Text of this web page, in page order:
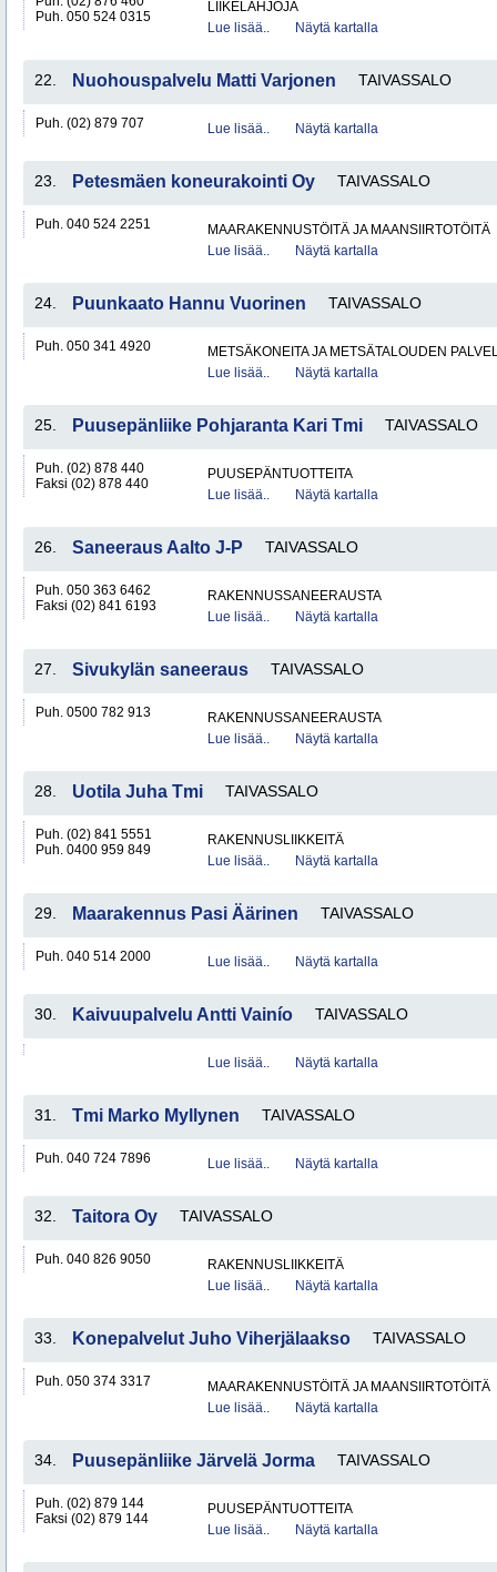
Puh. 050 524 0315
LIIKELAHJOJA
Lue lisää..
Näytä kartalla
22. Nuohouspalvelu Matti Varjonen TAIVASSALO
Puh. (02) 879 707 Lue lisää.. Näytä kartalla
23. Petesmäen koneurakointi Oy TAIVASSALO
Puh. 040 524 2251
MAARAKENNUSTÖITÄ JA MAANSIIRTOTÖITÄ
Lue lisää..
Näytä kartalla
24. Puunkaato Hannu Vuorinen TAIVASSALO
Puh. 050 341 4920
METSÄKONEITA JA METSÄTALOUDEN
Lue lisää..
Näytä kartalla
25. Puusepänliike Pohjaranta Kari Tmi TAIVASSALO
Puh. (02) 878 440
Faksi (02) 878 440
PUUSEPÄNTUOTTEITA
Lue lisää..
Näytä kartalla
26. Saneeraus Aalto J-P TAIVASSALO
Puh. 050 363 6462
Faksi (02) 841 6193
RAKENNUSSANEERAUSTA
Lue lisää..
Näytä kartalla
27. Sivukylän saneeraus TAIVASSALO
Puh. 0500 782 913
RAKENNUSSANEERAUSTA
Lue lisää..
Näytä kartalla
28. Uotila Juha Tmi TAIVASSALO
Puh. (02) 841 5551
Puh. 0400 959 849
RAKENNUSLIIKKEITÄ
Lue lisää..
Näytä kartalla
29. Maarakennus Pasi Äärinen TAIVASSALO
Puh. 040 514 2000 Lue lisää.. Näytä kartalla
30. Kaivuupalvelu Antti Vainío TAIVASSALO
Lue lisää.. Näytä kartalla
31. Tmi Marko Myllynen TAIVASSALO
Puh. 040 724 7896 Lue lisää.. Näytä kartalla
32. Taitora Oy TAIVASSALO
Puh. 040 826 9050
RAKENNUSLIIKKEITÄ
Lue lisää..
Näytä kartalla
33. Konepalvelut Juho Viherjälaakso TAIVASSALO
Puh. 050 374 3317
MAARAKENNUSTÖITÄ JA MAANSIIRTOTÖITÄ
Lue lisää..
Näytä kartalla
34. Puusepänliike Järvelä Jorma TAIVASSALO
Puh. (02) 879 144
Faksi (02) 879 144
PUUSEPÄNTUOTTEITA
Lue lisää..
Näytä kartalla